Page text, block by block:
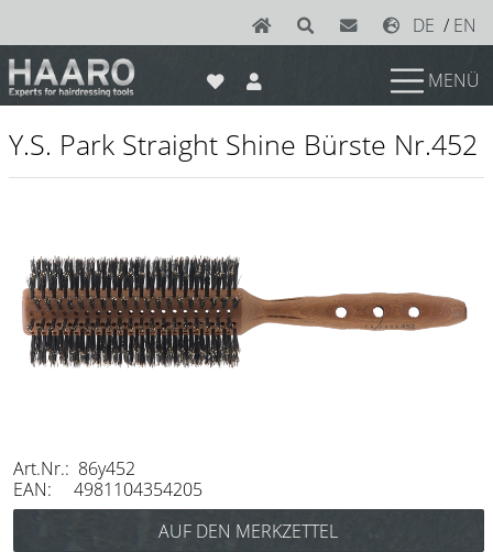
DE / EN
MENÜ
Scheren
e-kwip plus
e-kwip
Konayuki
Y.S. Park
Sets
Messer / Klingen
Y.S. Park Straight Shine Bürste Nr.452
Art.Nr.: 86y452
EAN: 4981104354205